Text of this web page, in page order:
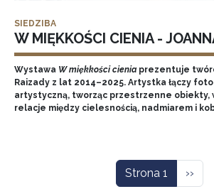
SIEDZIBA
W MIĘKKOŚCI CIENIA -
Wystawa W miękkości cieniaprezentuje
Raizady z lat 2014–2025. Artystka łączy
artystyczną, tworząc przestrzenne obiekty,
relacje między cielesnością, nadmiarem i
Strona 1 ››